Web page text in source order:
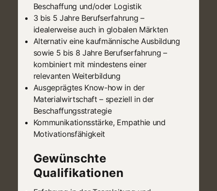
Beschaffung und/oder Logistik
3 bis 5 Jahre Berufserfahrung –
idealerweise auch in globalen Märkten
Alternativ eine kaufmännische Ausbildung
sowie 5 bis 8 Jahre Berufserfahrung –
kombiniert mit mindestens einer
relevanten Weiterbildung
Ausgeprägtes Know-how in der
Materialwirtschaft – speziell in der
Beschaffungsstrategie
Kommunikationsstärke, Empathie und
Motivationsfähigkeit
Gewünschte
Qualifikationen